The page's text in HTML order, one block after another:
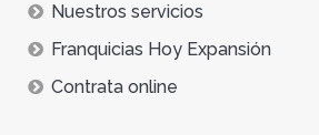
Nuestros servicios
Franquicias Hoy Expansión
Contrata online